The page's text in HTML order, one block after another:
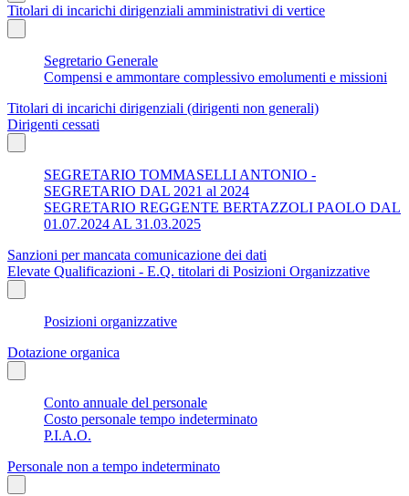
Titolari di incarichi dirigenziali amministrativi di vertice
Segretario Generale
Compensi e ammontare complessivo emolumenti e missioni
Titolari di incarichi dirigenziali (dirigenti non generali)
Dirigenti cessati
SEGRETARIO TOMMASELLI ANTONIO -
SEGRETARIO DAL 2021 al 2024
SEGRETARIO REGGENTE BERTAZZOLI PAOLO DAL
01.07.2024 AL 31.03.2025
Sanzioni per mancata comunicazione dei dati
Elevate Qualificazioni - E.Q. titolari di Posizioni Organizzative
Posizioni organizzative
Dotazione organica
Conto annuale del personale
Costo personale tempo indeterminato
P.I.A.O.
Personale non a tempo indeterminato